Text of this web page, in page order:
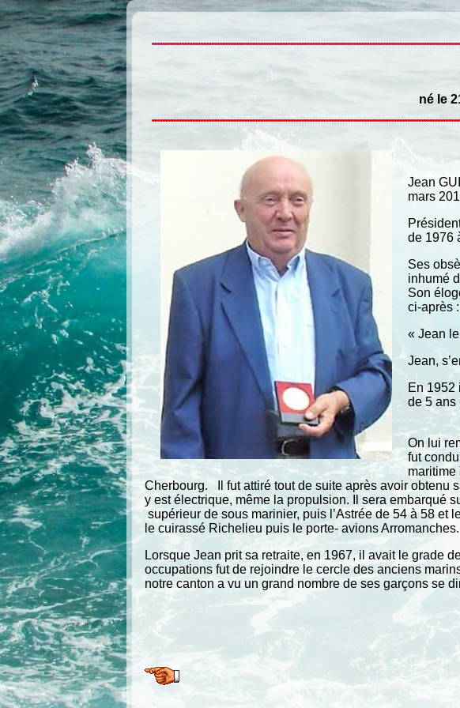
né le
Jean
mars
de 1976
Ses
inhumé
Son
ci-après :
« Jean
Jean,
En 1952
de 5 ans
On lui
fut
maritime
Cherbourg. Il fut attiré tout de suite après avoir obtenu
y est électrique, même la propulsion. Il sera embarqué
supérieur de sous marinier, puis l’Astrée de 54 à 58
le cuirassé Richelieu puis le porte- avions Arromanches.
Lorsque Jean prit sa retraite, en 1967, il avait le grade
occupations fut de rejoindre le cercle des anciens
notre canton a vu un grand nombre de ses garçons se